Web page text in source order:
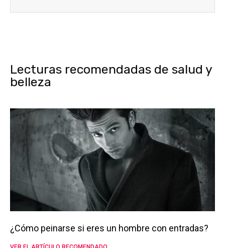
Lecturas recomendadas de salud y
belleza
¿Cómo peinarse si eres un hombre con entradas?